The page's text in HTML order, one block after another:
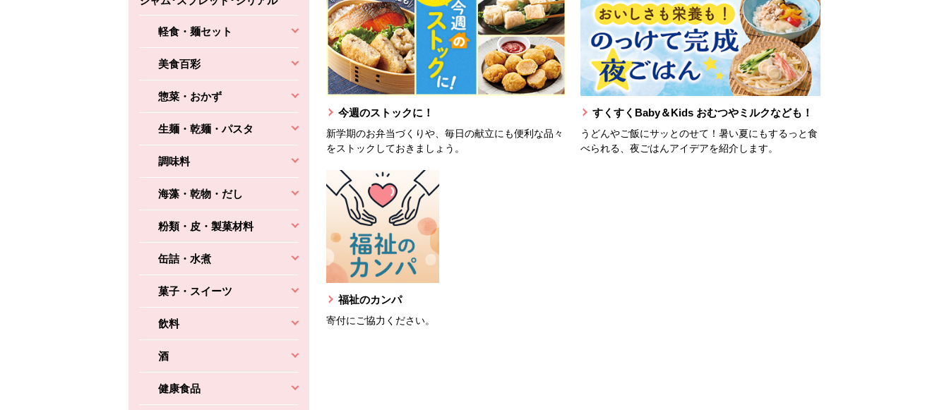
軽食・麺セット
美食百彩
惣菜・おかず
生麺・乾麺・パスタ
調味料
海藻・乾物・だし
粉類・皮・製菓材料
缶詰・水煮
菓子・スイーツ
飲料
酒
健康食品
今週のストックに！
新学期のお弁当づくりや、毎日の献立にも便利な品々
をストックしておきましょう。
すくすくBaby＆Kids おむつやミルクなども！
うどんやご飯にサッとのせて！暑い夏にもするっと食
べられる、夜ごはんアイデアを紹介します。
福祉のカンパ
寄付にご協力ください。